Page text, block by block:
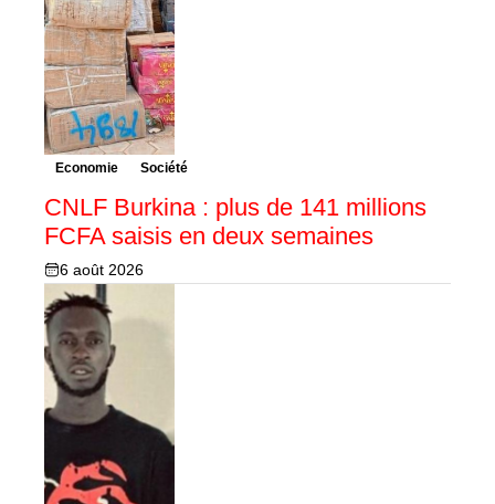
Economie Société
CNLF Burkina : plus de 141 millions
FCFA saisis en deux semaines
6 août 2026